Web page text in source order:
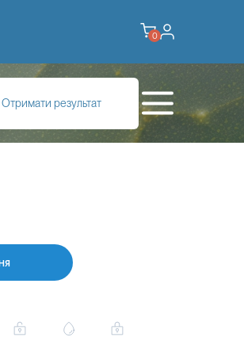
0
Отримати результат